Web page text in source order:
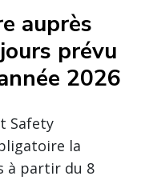
auprès
prévu
2026
Safety
la
à partir du 8